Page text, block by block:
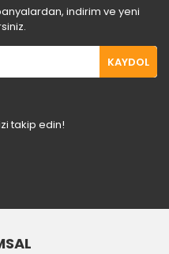
indirim ve yeni
KAYDOL
takip edin!